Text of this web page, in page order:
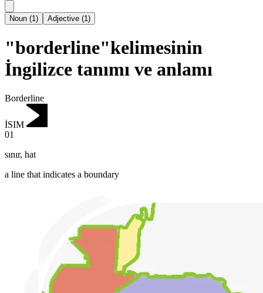
Noun (1) Adjective (1)
"borderline"kelimesinin
İngilizce tanımı ve anlamı
Borderline
İSIM
01
sınır, hat
a line that indicates a boundary